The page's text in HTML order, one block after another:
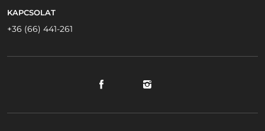
KAPCSOLAT
+36 (66) 441-261